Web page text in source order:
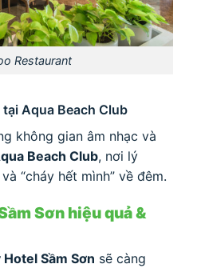
Restaurant
Aqua Beach Club
không gian âm nhạc và
Beach Club, nơi lý
“cháy hết mình” về đêm.
Sơn hiệu quả &
Sầm Sơn sẽ càng